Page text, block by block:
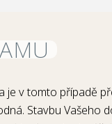
je v tomto případě
Stavbu Vašeho